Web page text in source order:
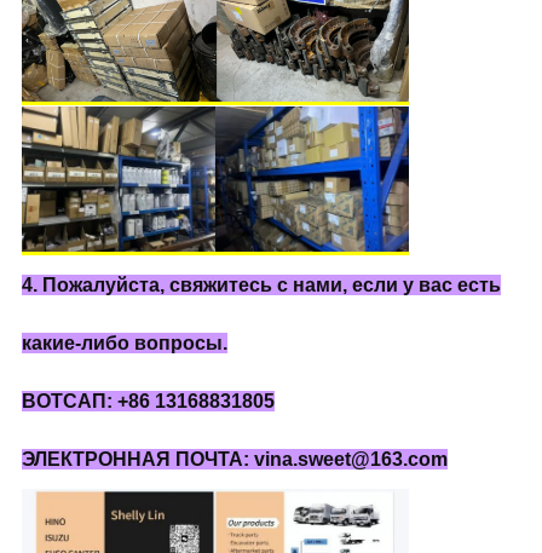
4. Пожалуйста, свяжитесь с нами, если у вас есть
какие-либо вопросы.
ВОТСАП: +86 13168831805
ЭЛЕКТРОННАЯ ПОЧТА: vina.sweet@163.com